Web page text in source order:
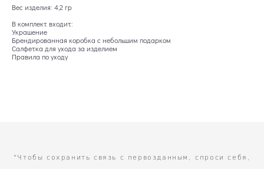
Вес изделия: 4,2 гр
В комплект входит:
Украшение
Брендированная коробка с небольшим подарком
Салфетка для ухода за изделием
Правила по уходу
"Чтобы сохранить связь с первозданным, спроси себя,